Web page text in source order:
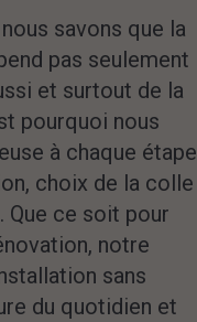
savons que la
pas seulement
et surtout de la
pourquoi nous
à chaque étape
choix de la colle
Que ce soit pour
notre
sans
du quotidien et